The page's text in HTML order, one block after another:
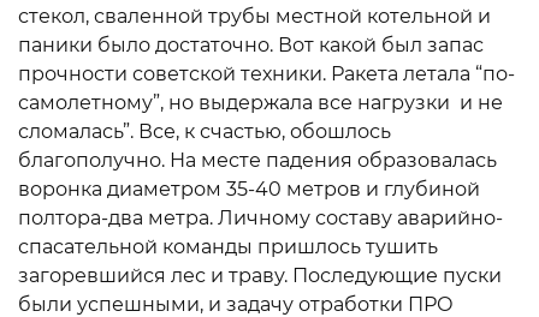
стекол, сваленной трубы местной котельной и
паники было достаточно. Вот какой был запас
прочности советской техники. Ракета летала “по-
самолетному”, но выдержала все нагрузки и не
сломалась”. Все, к счастью, обошлось
благополучно. На месте падения образовалась
воронка диаметром 35-40 метров и глубиной
полтора-два метра. Личному составу аварийно-
спасательной команды пришлось тушить
загоревшийся лес и траву. Последующие пуски
были успешными, и задачу отработки ПРО